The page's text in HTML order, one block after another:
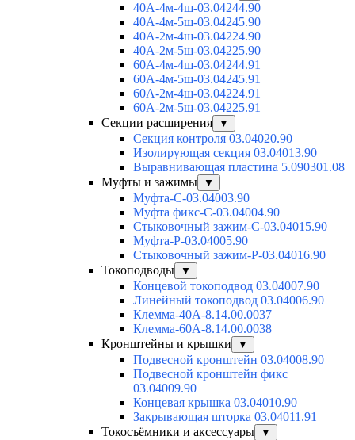
40А-4м-4ш-03.04244.90
40А-4м-5ш-03.04245.90
40А-2м-4ш-03.04224.90
40А-2м-5ш-03.04225.90
60А-4м-4ш-03.04244.91
60А-4м-5ш-03.04245.91
60А-2м-4ш-03.04224.91
60А-2м-5ш-03.04225.91
Секции расширения
▼
Секция контроля 03.04020.90
Изолирующая секция 03.04013.90
Выравнивающая пластина 5.090301.08
Муфты и зажимы
▼
Муфта-С-03.04003.90
Муфта фикс-С-03.04004.90
Стыковочный зажим-С-03.04015.90
Муфта-Р-03.04005.90
Стыковочный зажим-Р-03.04016.90
Токоподводы
▼
Концевой токоподвод 03.04007.90
Линейный токоподвод 03.04006.90
Клемма-40А-8.14.00.0037
Клемма-60А-8.14.00.0038
Кронштейны и крышки
▼
Подвесной кронштейн 03.04008.90
Подвесной кронштейн фикс
03.04009.90
Концевая крышка 03.04010.90
Закрывающая шторка 03.04011.91
Токосъёмники и аксессуары
▼